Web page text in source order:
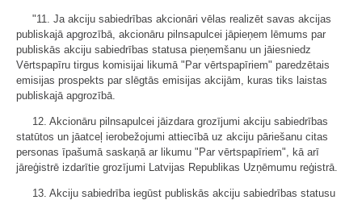
"11. Ja akciju sabiedrības akcionāri vēlas realizēt savas akcijas
publiskajā apgrozībā, akcionāru pilnsapulcei jāpieņem lēmums par
publiskās akciju sabiedrības statusa pieņemšanu un jāiesniedz
Vērtspapīru tirgus komisijai likumā "Par vērtspapīriem" paredzētais
emisijas prospekts par slēgtās emisijas akcijām, kuras tiks laistas
publiskajā apgrozībā.
12. Akcionāru pilnsapulcei jāizdara grozījumi akciju sabiedrības
statūtos un jāatceļ ierobežojumi attiecībā uz akciju pāriešanu citas
personas īpašumā saskaņā ar likumu "Par vērtspapīriem", kā arī
jāreģistrē izdarītie grozījumi Latvijas Republikas Uzņēmumu reģistrā.
13. Akciju sabiedrība iegūst publiskās akciju sabiedrības statusu